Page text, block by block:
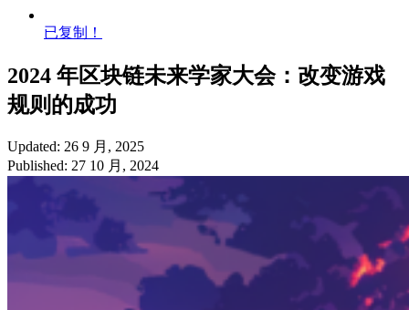
已复制！
2024 年区块链未来学家大会：改变游戏
规则的成功
Updated: 26 9 月, 2025
Published: 27 10 月, 2024